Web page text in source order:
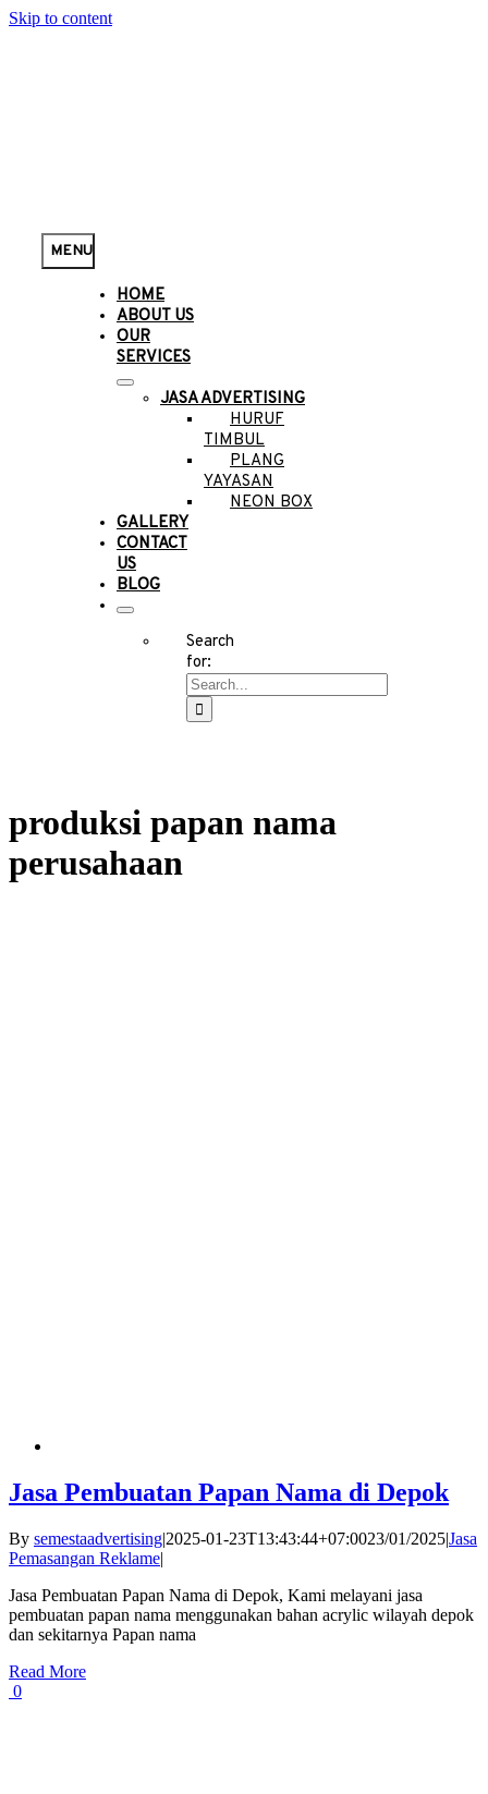
Skip to content
MENU
HOME
ABOUT US
OUR
SERVICES
JASA ADVERTISING
HURUF
TIMBUL
PLANG
YAYASAN
NEON BOX
GALLERY
CONTACT
US
BLOG
Search
for:
produksi papan nama
perusahaan
Jasa Pembuatan Papan Nama di Depok
By semestaadvertising|2025-01-23T13:43:44+07:0023/01/2025|Jasa
Pemasangan Reklame|
Jasa Pembuatan Papan Nama di Depok, Kami melayani jasa
pembuatan papan nama menggunakan bahan acrylic wilayah depok
dan sekitarnya Papan nama
Read More
0